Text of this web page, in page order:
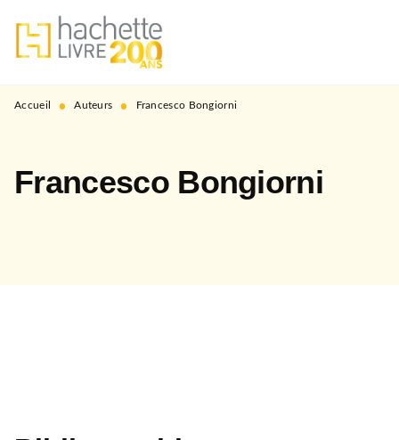
MENU RECHERCHE
PIED DE PAGE
Accueil • Auteurs • Francesco Bongiorni
Francesco Bongiorni